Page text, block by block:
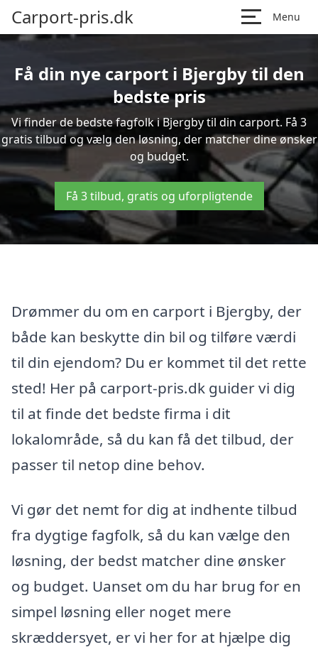
Carport-pris.dk Menu
Få din nye carport i Bjergby til den
bedste pris
Vi finder de bedste fagfolk i Bjergby til din carport. Få 3
gratis tilbud og vælg den løsning, der matcher dine ønsker
og budget.
Få 3 tilbud, gratis og uforpligtende
Drømmer du om en carport i Bjergby, der
både kan beskytte din bil og tilføre værdi
til din ejendom? Du er kommet til det rette
sted! Her på carport-pris.dk guider vi dig
til at finde det bedste firma i dit
lokalområde, så du kan få det tilbud, der
passer til netop dine behov.
Vi gør det nemt for dig at indhente tilbud
fra dygtige fagfolk, så du kan vælge den
løsning, der bedst matcher dine ønsker
og budget. Uanset om du har brug for en
simpel løsning eller noget mere
skræddersyet, er vi her for at hjælpe dig